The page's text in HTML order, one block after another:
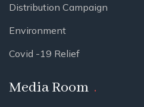
Distribution Campaign
Environment
Covid -19 Relief
Media Room